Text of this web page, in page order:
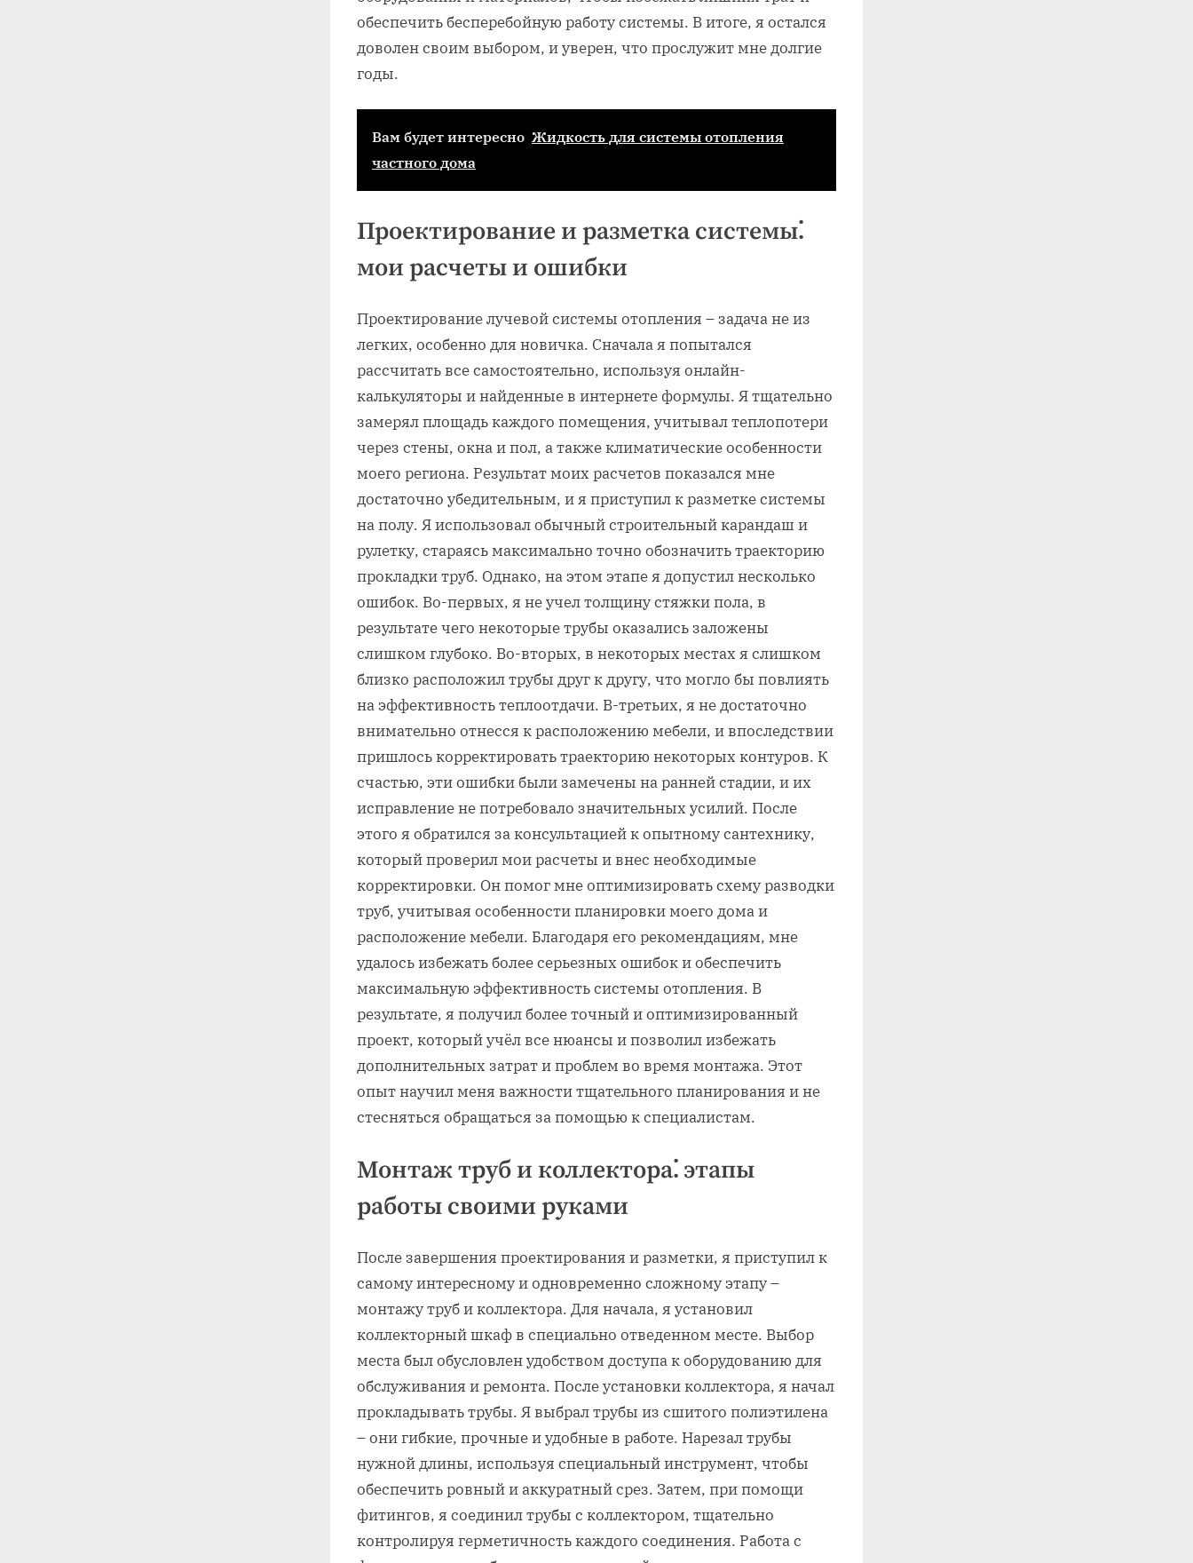
обеспечить бесперебойную работу системы. В итоге‚ я остался
доволен своим выбором‚ и уверен‚ что прослужит мне долгие
годы.
Вам будет интересно Жидкость для системы отопления
частного дома
Проектирование и разметка системы⁚
мои расчеты и ошибки
Проектирование лучевой системы отопления – задача не из
легких‚ особенно для новичка. Сначала я попытался
рассчитать все самостоятельно‚ используя онлайн-
калькуляторы и найденные в интернете формулы. Я тщательно
замерял площадь каждого помещения‚ учитывал теплопотери
через стены‚ окна и пол‚ а также климатические особенности
моего региона. Результат моих расчетов показался мне
достаточно убедительным‚ и я приступил к разметке системы
на полу. Я использовал обычный строительный карандаш и
рулетку‚ стараясь максимально точно обозначить траекторию
прокладки труб. Однако‚ на этом этапе я допустил несколько
ошибок. Во-первых‚ я не учел толщину стяжки пола‚ в
результате чего некоторые трубы оказались заложены
слишком глубоко. Во-вторых‚ в некоторых местах я слишком
близко расположил трубы друг к другу‚ что могло бы повлиять
на эффективность теплоотдачи. В-третьих‚ я не достаточно
внимательно отнесся к расположению мебели‚ и впоследствии
пришлось корректировать траекторию некоторых контуров. К
счастью‚ эти ошибки были замечены на ранней стадии‚ и их
исправление не потребовало значительных усилий. После
этого я обратился за консультацией к опытному сантехнику‚
который проверил мои расчеты и внес необходимые
корректировки. Он помог мне оптимизировать схему разводки
труб‚ учитывая особенности планировки моего дома и
расположение мебели. Благодаря его рекомендациям‚ мне
удалось избежать более серьезных ошибок и обеспечить
максимальную эффективность системы отопления. В
результате‚ я получил более точный и оптимизированный
проект‚ который учёл все нюансы и позволил избежать
дополнительных затрат и проблем во время монтажа. Этот
опыт научил меня важности тщательного планирования и не
стесняться обращаться за помощью к специалистам.
Монтаж труб и коллектора⁚ этапы
работы своими руками
После завершения проектирования и разметки‚ я приступил к
самому интересному и одновременно сложному этапу –
монтажу труб и коллектора. Для начала‚ я установил
коллекторный шкаф в специально отведенном месте. Выбор
места был обусловлен удобством доступа к оборудованию для
обслуживания и ремонта. После установки коллектора‚ я начал
прокладывать трубы. Я выбрал трубы из сшитого полиэтилена
– они гибкие‚ прочные и удобные в работе. Нарезал трубы
нужной длины‚ используя специальный инструмент‚ чтобы
обеспечить ровный и аккуратный срез. Затем‚ при помощи
фитингов‚ я соединил трубы с коллектором‚ тщательно
контролируя герметичность каждого соединения. Работа с